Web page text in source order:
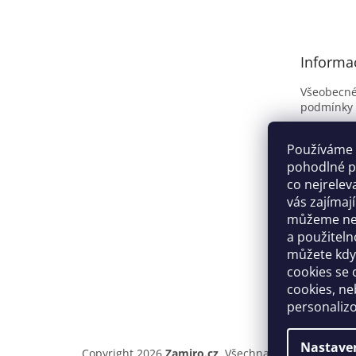
pohodlné
co
vás
můžeme
a
můžete
cookies se
cookies,
podmínky
GDPR
Kontakty
Tipy
Doprava
Copyright 2026 Zamiro.cz . Všechna práva